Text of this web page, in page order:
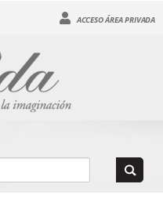
ACCESO ÁREA PRIVADA